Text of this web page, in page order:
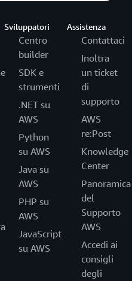
Sviluppatori
Centro
builder
SDK e
strumenti
.NET su
AWS
Python
su AWS
Java su
AWS
PHP su
AWS
JavaScript
su AWS
Assistenza
Contattaci
Inoltra
un ticket
di
supporto
AWS
re:Post
Knowledge
Center
Panoramica
del
Supporto
AWS
Accedi ai
consigli
degli